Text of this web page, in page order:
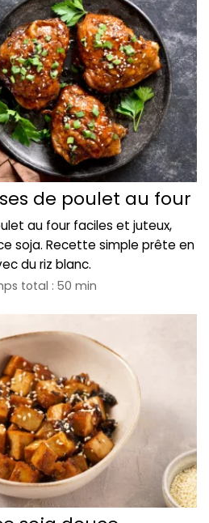
de poulet au four
au four faciles et juteux,
soja. Recette simple prête en
du riz blanc.
total : 50 min